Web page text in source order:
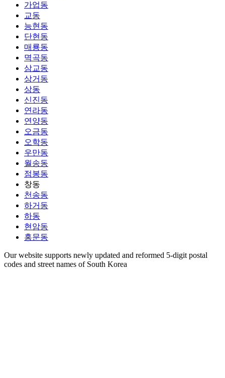
가업동
교동
능현동
단현동
매룡동
멱곡동
삼교동
상거동
상동
신진동
연라동
연양동
오금동
오학동
우만동
월송동
점봉동
창동
천송동
하거동
하동
현암동
홍문동
Our website supports newly updated and reformed 5-digit postal
codes and street names of South Korea